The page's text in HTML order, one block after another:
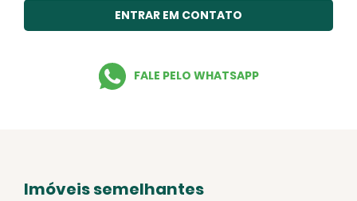
ENTRAR EM CONTATO
FALE PELO WHATSAPP
Imóveis semelhantes